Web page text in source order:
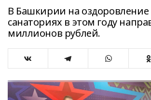
В Башкирии на
санаториях в этом году
миллионов рублей.